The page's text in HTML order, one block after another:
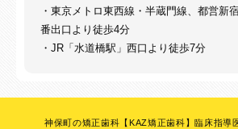
・東京メトロ東西線・半蔵門線、都営新
番出口より徒歩4分
・JR「水道橋駅」西口より徒歩7分
神保町の矯正歯科【KAZ矯正歯科】臨床指導